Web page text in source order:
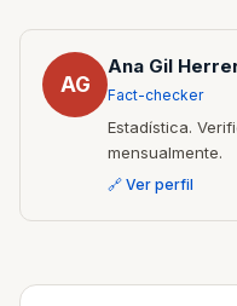
AG
Ana Gil
Fact-checker
Estadística.
mensualmente.
🔗 Ver perfil